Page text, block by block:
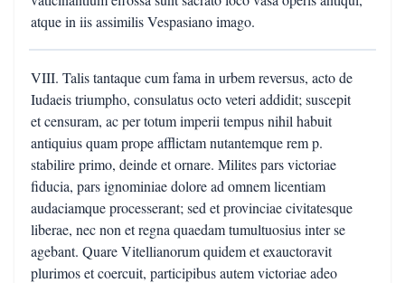
atque in iis assimilis Vespasiano imago.
VIII. Talis tantaque cum fama in urbem reversus, acto de
Iudaeis triumpho, consulatus octo veteri addidit; suscepit
et censuram, ac per totum imperii tempus nihil habuit
antiquius quam prope afflictam nutantemque rem p.
stabilire primo, deinde et ornare. Milites pars victoriae
fiducia, pars ignominiae dolore ad omnem licentiam
audaciamque processerant; sed et provinciae civitatesque
liberae, nec non et regna quaedam tumultuosius inter se
agebant. Quare Vitellianorum quidem et exauctoravit
plurimos et coercuit, participibus autem victoriae adeo